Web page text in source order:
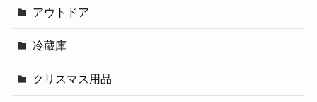
アウトドア
冷蔵庫
クリスマス用品